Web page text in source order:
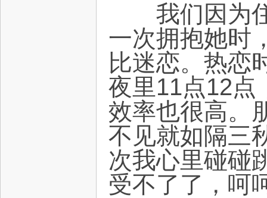
我们因为住
一次拥抱她时
比迷恋。热恋
夜里11点12点
效率也很高。
不见就如隔三
次我心里碰碰
受不了了，呵